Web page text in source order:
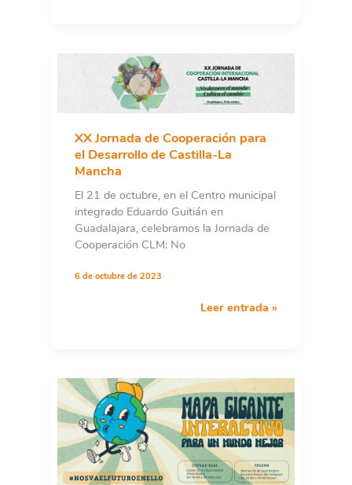
Políticas
para
el
Desarrollo
Sostenible
XX Jornada de Cooperación para
el Desarrollo de Castilla-La
Mancha
El 21 de octubre, en el Centro municipal
integrado Eduardo Guitián en
Guadalajara, celebramos la Jornada de
Cooperación CLM: No
6 de octubre de 2023
XX
el
Desarrollo
de
Castilla-
La
Mancha
Leer entrada »